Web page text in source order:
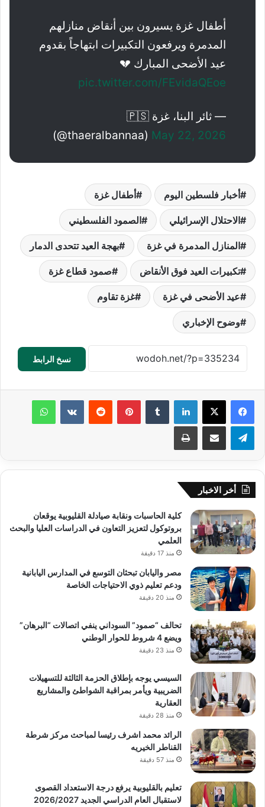
أطفال غزة يسيرون بين أنقاض منازلهم
المدمرة ويرفعون التكبيرات ابتهاجاً بقدوم
عيد الأضحى المبارك 💔
pic.twitter.com/FEvidaQEoe
— ثائر البنا، غزة 🇵🇸
(@thaeralbannaa) May 22, 2026
أخبار فلسطين اليوم أطفال غزة
الاحتلال الإسرائيلي الصمود الفلسطيني
المنازل المدمرة في غزة بهجة العيد تتحدى الدمار
تكبيرات العيد فوق الأنقاض صمود قطاع غزة
عيد الأضحى في غزة غزة تقاوم
وضوح الإخباري
نسخ الرابط
لينكدإن بينتيريست
أخر الاخبار
كلية الحاسبات ونقابة صيادلة القليوبية يوقعان
بروتوكول لتعزيز التعاون في الدراسات العليا والبحث
العلمي
منذ 17 دقيقة
مصر واليابان تبحثان التوسع في المدارس اليابانية
ودعم تعليم ذوي الاحتياجات الخاصة
منذ 20 دقيقة
تحالف “صمود” السوداني ينفي اتصالات “البرهان”
ويضع 4 شروط للحوار الوطني
منذ 23 دقيقة
السيسي يوجه بإطلاق الحزمة الثالثة للتسهيلات
الضريبية ويأمر بمراقبة الشواطئ والمشاريع
العقارية
منذ 28 دقيقة
الرائد محمد اشرف رئيسا لمباحث مركز شرطة
القناطر الخيريه
منذ 57 دقيقة
تعليم بالقليوبية يرفع درجة الاستعداد القصوى
لاستقبال العام الدراسي الجديد 2026/2027